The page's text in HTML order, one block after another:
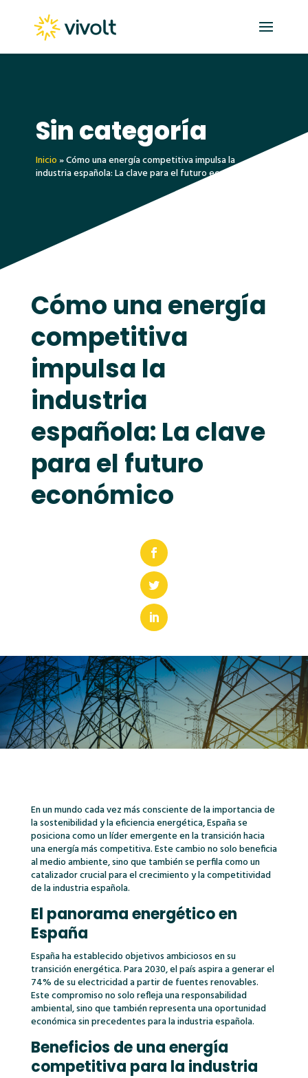
Sin categoría
Inicio»Cómo una energía competitiva impulsa la
industria española: La clave para el futuro económico
Cómo una energía
competitiva
impulsa la
industria
española: La clave
para el futuro
económico
En un mundo cada vez más consciente de la importancia de
la sostenibilidad y la eficiencia energética, España se
posiciona como un líder emergente en la transición hacia
una energía más competitiva. Este cambio no solo beneficia
al medio ambiente, sino que también se perfila como un
catalizador crucial para el crecimiento y la competitividad
de la industria española.
El panorama energético en
España
España ha establecido objetivos ambiciosos en su
transición energética. Para 2030, el país aspira a generar el
74% de su electricidad a partir de fuentes renovables.
Este compromiso no solo refleja una responsabilidad
ambiental, sino que también representa una oportunidad
económica sin precedentes para la industria española.
Beneficios de una energía
competitiva para la industria